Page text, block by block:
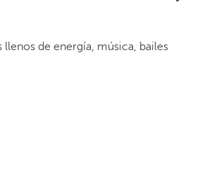
llenos de energía, música, bailes